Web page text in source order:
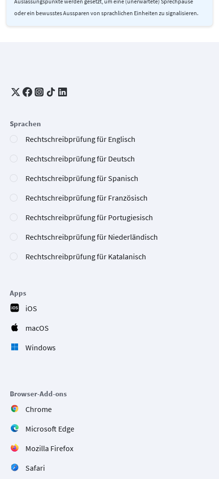
oder ein bewusstes Aussparen von sprachlichen Einheiten zu signalisieren.
Sprachen
Rechtschreibprüfung für Englisch
Rechtschreibprüfung für Deutsch
Rechtschreibprüfung für Spanisch
Rechtschreibprüfung für Französisch
Rechtschreibprüfung für Portugiesisch
Rechtschreibprüfung für Niederländisch
Rechtschreibprüfung für Katalanisch
Apps
iOS
macOS
Windows
Browser-Add-ons
Chrome
Microsoft Edge
Mozilla Firefox
Safari